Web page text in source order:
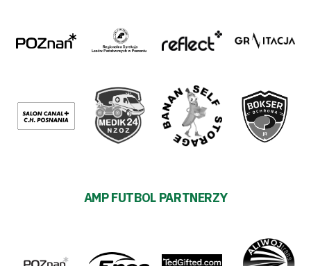
AMP FUTBOL PARTNERZY